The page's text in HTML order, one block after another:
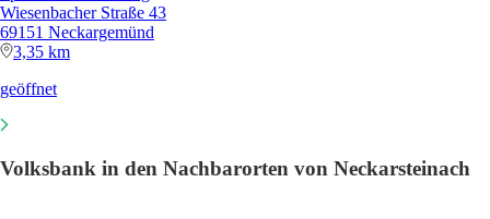
Wiesenbacher Straße 43
69151 Neckargemünd
3,35 km
geöffnet
Volksbank in den Nachbarorten von Neckarsteinach